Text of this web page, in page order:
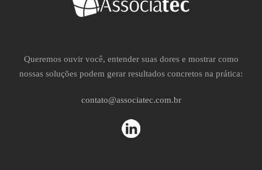
Queremos ouvir você, entender suas dores e mostrar como
nossas soluções podem gerar resultados concretos na prática:
contato@associatec.com.br